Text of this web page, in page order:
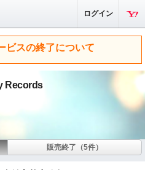
ログイン
ビスの終了について
Records
販売終了（5件）